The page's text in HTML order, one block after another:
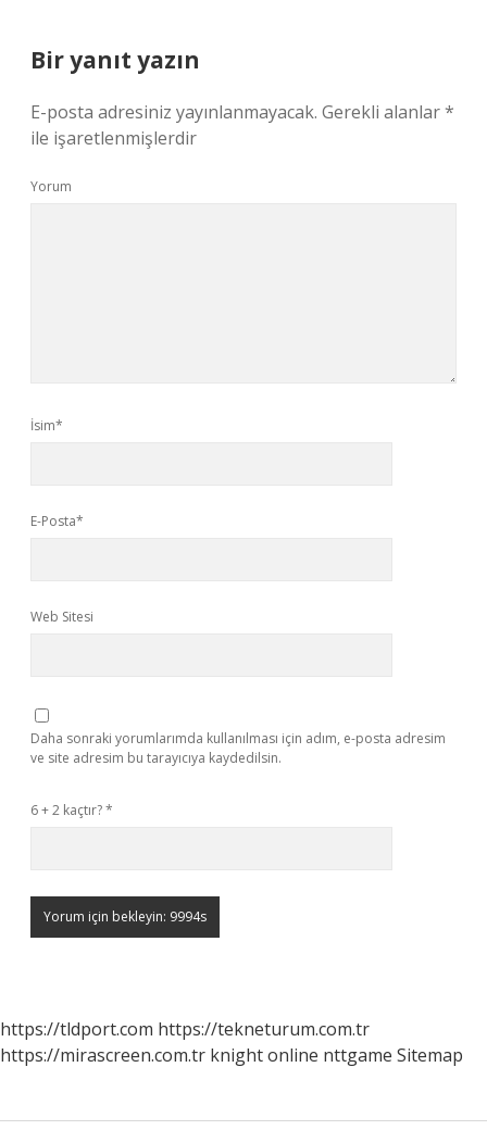
Bir yanıt yazın
E-posta adresiniz yayınlanmayacak. Gerekli alanlar*
ile işaretlenmişlerdir
Yorum
İsim*
E-Posta*
Web Sitesi
Daha sonraki yorumlarımda kullanılması için adım, e-posta adresim
ve site adresim bu tarayıcıya kaydedilsin.
6 + 2 kaçtır?*
https://tldport.com https://tekneturum.com.tr
https://mirascreen.com.tr knight online nttgame Sitemap